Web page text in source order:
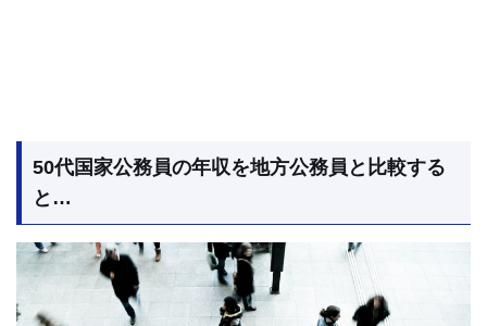
50代国家公務員の年収を地方公務員と比較する
と…